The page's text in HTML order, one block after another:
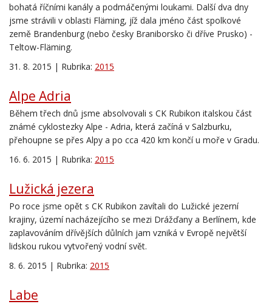
bohatá říčními kanály a podmáčenými loukami. Další dva dny
jsme strávili v oblasti Fläming, jíž dala jméno část spolkové
země Brandenburg (nebo česky Braniborsko či dříve Prusko) -
Teltow-Fläming.
31. 8. 2015 | Rubrika: 2015
Alpe Adria
Během třech dnů jsme absolvovali s CK Rubikon italskou část
známé cyklostezky Alpe - Adria, která začíná v Salzburku,
přehoupne se přes Alpy a po cca 420 km končí u moře v Gradu.
16. 6. 2015 | Rubrika: 2015
Lužická jezera
Po roce jsme opět s CK Rubikon zavítali do Lužické jezerní
krajiny, území nacházejícího se mezi Drážďany a Berlínem, kde
zaplavováním dřívějších důlních jam vzniká v Evropě největší
lidskou rukou vytvořený vodní svět.
8. 6. 2015 | Rubrika: 2015
Labe